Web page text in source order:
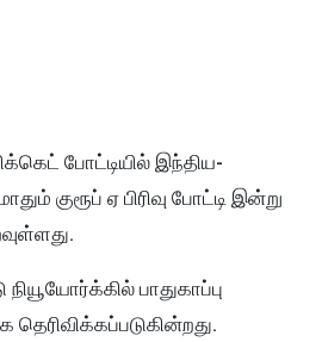
போட்டியில் இந்திய-
குரூப் ஏ பிரிவு போட்டி இன்று
பாதுகாப்பு
தெரிவிக்கப்படுகின்றது.